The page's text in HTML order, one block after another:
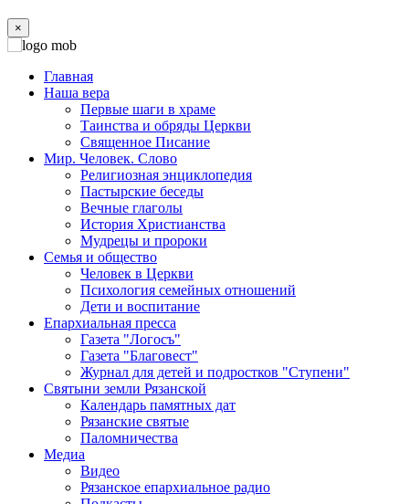
×
Главная
Наша вера
Первые шаги в храме
Таинства и обряды Церкви
Священное Писание
Мир. Человек. Слово
Религиозная энциклопедия
Пастырские беседы
Вечные глаголы
История Христианства
Мудрецы и пророки
Семья и общество
Человек в Церкви
Психология семейных отношений
Дети и воспитание
Епархиальная пресса
Газета "Логосъ"
Газета "Благовест"
Журнал для детей и подростков "Ступени"
Святыни земли Рязанской
Календарь памятных дат
Рязанские святые
Паломничества
Медиа
Видео
Рязанское епархиальное радио